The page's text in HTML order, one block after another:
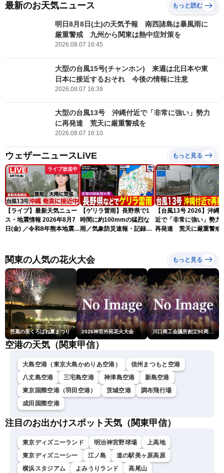
最新のお天気ニュース もっと読む
明日8月8日(土)の天気予報 南西諸島は暴風雨に
厳重警戒 九州から関東は熱中症対策を
2026.08.07 16:45
大型の台風15号(チャンホン) 来週は北日本や東
日本に接近するおそれ 今後の情報に注意
2026.08.07 16:39
大型の台風13号 沖縄付近で「非常に強い」勢力
に再発達 荒天に厳重警戒を
2026.08.07 16:10
ウェザーニュースLiVE もっと見る
ライブ放送中
【ライブ】最新天気ニュー
ス・地震情報 2026年8月7
日(金) ／令和8年熊本地震情
ーン・駒木結衣／内藤邦
裕〉
【ゲリラ雷雨】長野県で1
時間に約100mmの猛烈な
雨／気象防災速報・記録的
【台風13号 2026】沖縄
近で「非常に強い」勢力
再発達 荒天に厳重警戒
関東の人気の花火大会 もっと見る
芭蕉の里くろばね夏まつり 2026神宮外苑花火大会 川口商工会議所創立90周年・青年部40周年・女性会30周年記念 第6回川口花火大会
空港の天気（関東甲信）
大島空港（東京大島かめりあ空港）
信州まつもと空港
八丈島空港
三宅島空港 神津島空港
新島空港
東京国際空港（羽田空港）
茨城空港
調布飛行場
成田国際空港
注目のお出かけスポット天気（関東甲信）
東京ディズニーランド 明治神宮野球場
上高地
東京ディズニーシー
江ノ島
道の駅美ヶ原高原
横浜スタジアム
よみうりランド 高尾山